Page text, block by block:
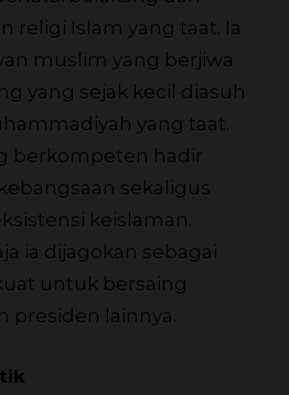
religi Islam yang taat. Ia
muslim yang berjiwa
yang sejak kecil diasuh
yang taat.
berkompeten hadir
sekaligus
keislaman.
ia dijagokan sebagai
untuk bersaing
presiden lainnya.